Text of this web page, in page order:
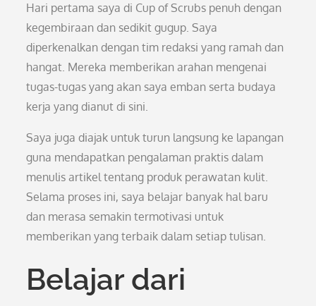
Hari pertama saya di Cup of Scrubs penuh dengan
kegembiraan dan sedikit gugup. Saya
diperkenalkan dengan tim redaksi yang ramah dan
hangat. Mereka memberikan arahan mengenai
tugas-tugas yang akan saya emban serta budaya
kerja yang dianut di sini.
Saya juga diajak untuk turun langsung ke lapangan
guna mendapatkan pengalaman praktis dalam
menulis artikel tentang produk perawatan kulit.
Selama proses ini, saya belajar banyak hal baru
dan merasa semakin termotivasi untuk
memberikan yang terbaik dalam setiap tulisan.
Belajar dari